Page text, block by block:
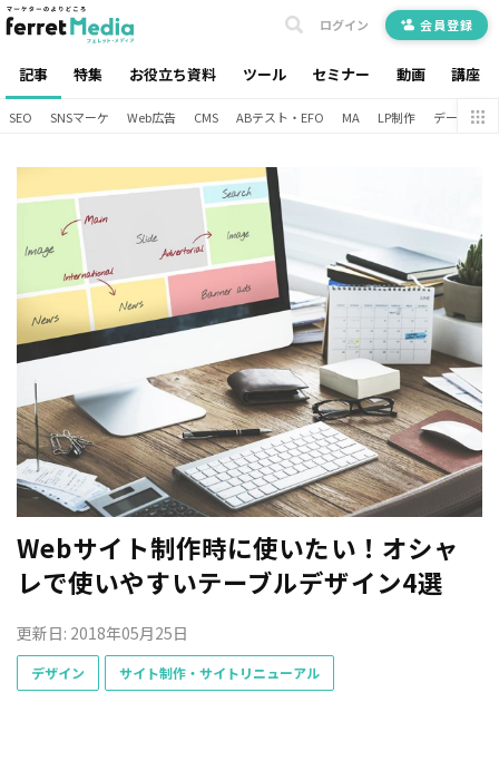
記事 特集 お役立ち資料 ツール セミナー 動画 講座
ログイン 会員登録
SEO SNSマーケ Web広告 CMS ABテスト・EFO MA LP制作 データ分析
Webサイト制作時に使いたい！オシャ
レで使いやすいテーブルデザイン4選
更新日: 2018年05月25日
デザイン サイト制作・サイトリニューアル